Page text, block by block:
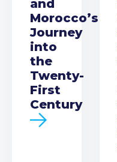
and
Morocco’s
Journey
into
the
Twenty-
First
Century